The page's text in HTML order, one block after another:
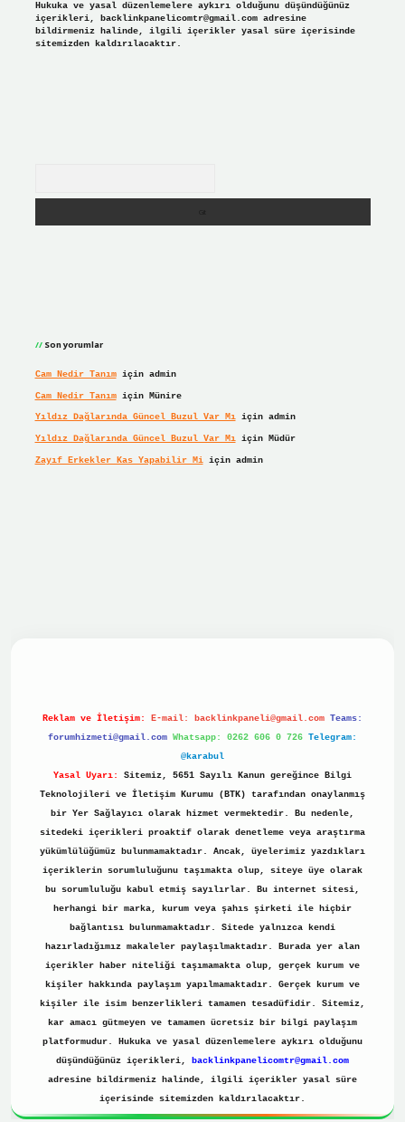
Hukuka ve yasal düzenlemelere aykırı olduğunu düşündüğünüz
içerikleri, backlinkpanelicomtr@gmail.comadresine
bildirmeniz halinde, ilgili içerikler yasal süre içerisinde
sitemizden kaldırılacaktır.
Son yorumlar
Cam Nedir Tanımiçin admin
Cam Nedir Tanımiçin Münire
Yıldız Dağlarında Güncel Buzul Var Mıiçin admin
Yıldız Dağlarında Güncel Buzul Var Mıiçin Müdür
Zayıf Erkekler Kas Yapabilir Miiçin admin
Reklam ve İletişim: E-mail: backlinkpaneli@gmail.com Teams:
forumhizmeti@gmail.com Whatsapp: 0262 606 0 726 Telegram:
@karabul
Yasal Uyarı:
Sitemiz, 5651 Sayılı Kanun gereğince Bilgi
Teknolojileri ve İletişim Kurumu (BTK) tarafından onaylanmış
bir Yer Sağlayıcı olarak hizmet vermektedir. Bu nedenle,
sitedeki içerikleri proaktif olarak denetleme veya araştırma
yükümlülüğümüz bulunmamaktadır. Ancak, üyelerimiz yazdıkları
içeriklerin sorumluluğunu taşımakta olup, siteye üye olarak
bu sorumluluğu kabul etmiş sayılırlar. Bu internet sitesi,
herhangi bir marka, kurum veya şahıs şirketi ile hiçbir
bağlantısı bulunmamaktadır. Sitede yalnızca kendi
hazırladığımız makaleler paylaşılmaktadır. Burada yer alan
içerikler haber niteliği taşımamakta olup, gerçek kurum ve
kişiler hakkında paylaşım yapılmamaktadır. Gerçek kurum ve
kişiler ile isim benzerlikleri tamamen tesadüfidir. Sitemiz,
kar amacı gütmeyen ve tamamen ücretsiz bir bilgi paylaşım
platformudur. Hukuka ve yasal düzenlemelere aykırı olduğunu
düşündüğünüz içerikleri,
backlinkpanelicomtr@gmail.com
adresine bildirmeniz halinde, ilgili içerikler yasal süre
içerisinde sitemizden kaldırılacaktır.